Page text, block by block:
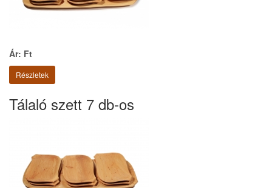
Ár: Ft
Részletek
Tálaló szett 7 db-os